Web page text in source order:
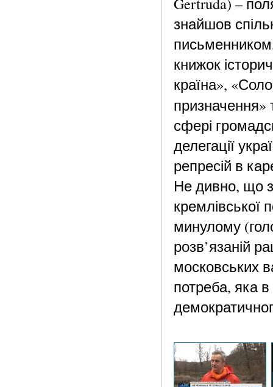
знайшов
книжок
країна»,
призначення»
сфері
делегації
репресій в
Не дивно, що
кремлівської
минулому
розв’язаній
московських
потреба, яка